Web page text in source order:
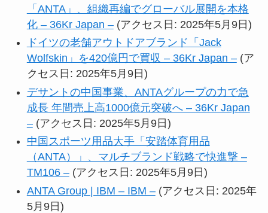
「ANTA」、組織再編でグローバル展開を本格
化 – 36Kr Japan –(アクセス日: 2025年5月9日)
ドイツの老舗アウトドアブランド「Jack
Wolfskin」を420億円で買収 – 36Kr Japan –(ア
クセス日: 2025年5月9日)
デサントの中国事業、ANTAグループの力で急
成長 年間売上高1000億元突破へ – 36Kr Japan
–(アクセス日: 2025年5月9日)
中国スポーツ用品大手「安踏体育用品
（ANTA）」、マルチブランド戦略で快進撃 –
TM106 –(アクセス日: 2025年5月9日)
ANTA Group | IBM – IBM –(アクセス日: 2025年
5月9日)